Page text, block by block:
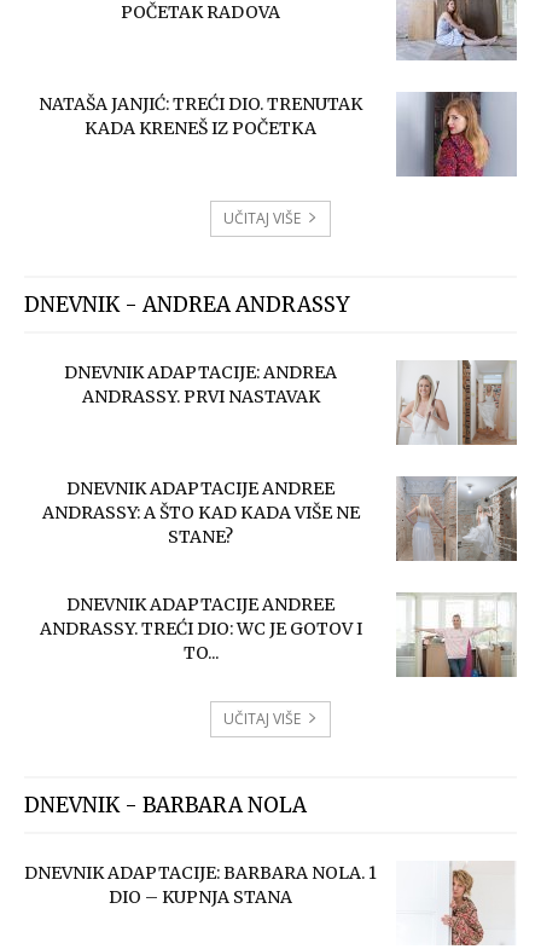
POČETAK RADOVA
NATAŠA JANJIĆ: TREĆI DIO. TRENUTAK
KADA KRENEŠ IZ POČETKA
UČITAJ VIŠE
DNEVNIK - ANDREA ANDRASSY
DNEVNIK ADAPTACIJE: ANDREA
ANDRASSY. PRVI NASTAVAK
DNEVNIK ADAPTACIJE ANDREE
ANDRASSY: A ŠTO KAD KADA VIŠE NE
STANE?
DNEVNIK ADAPTACIJE ANDREE
ANDRASSY. TREĆI DIO: WC JE GOTOV I
TO...
UČITAJ VIŠE
DNEVNIK - BARBARA NOLA
DNEVNIK ADAPTACIJE: BARBARA NOLA. 1
DIO – KUPNJA STANA